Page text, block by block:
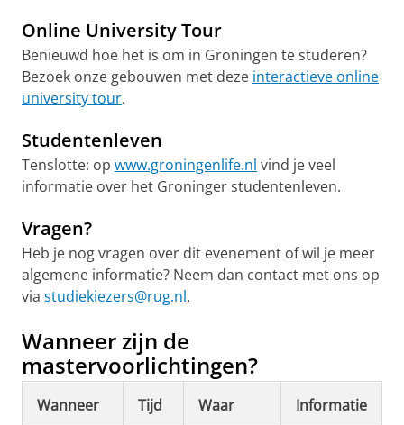
Online University Tour
Benieuwd hoe het is om in Groningen te studeren?
Bezoek onze gebouwen met deze interactieve online
university tour.
Studentenleven
Tenslotte: op www.groningenlife.nl vind je veel
informatie over het Groninger studentenleven.
Vragen?
Heb je nog vragen over dit evenement of wil je meer
algemene informatie? Neem dan contact met ons op
via studiekiezers@rug.nl.
Wanneer zijn de
mastervoorlichtingen?
Wanneer Tijd Waar
Informatie